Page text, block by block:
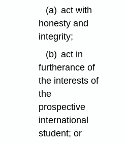
(a) act with
honesty and
integrity;
(b) act in
furtherance of
the interests of
the
prospective
international
student; or